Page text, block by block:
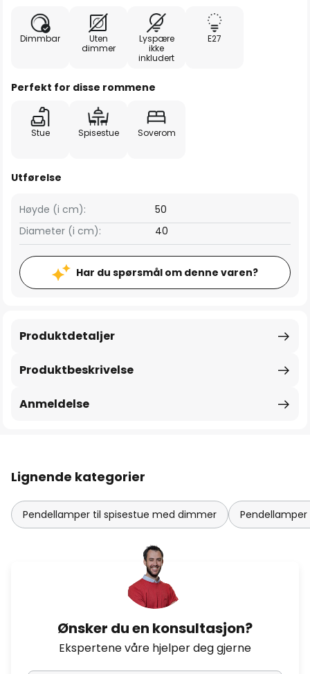
Dimmbar
Uten
dimmer
Lyspære
ikke
inkludert
E27
Perfekt for disse rommene
Stue Spisestue Soverom
Utførelse
Høyde (i cm):
50
Diameter (i cm):
40
Har du spørsmål om denne varen?
Produktbeskrivelse
Produktdetaljer
Anmeldelse
Lignende kategorier
Pendellamper til spisestue med dimmer
Ønsker du en konsultasjon?
Ekspertene våre hjelper deg gjerne